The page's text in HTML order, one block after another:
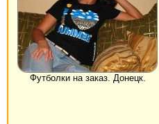
Футболки на заказ. Донецк.